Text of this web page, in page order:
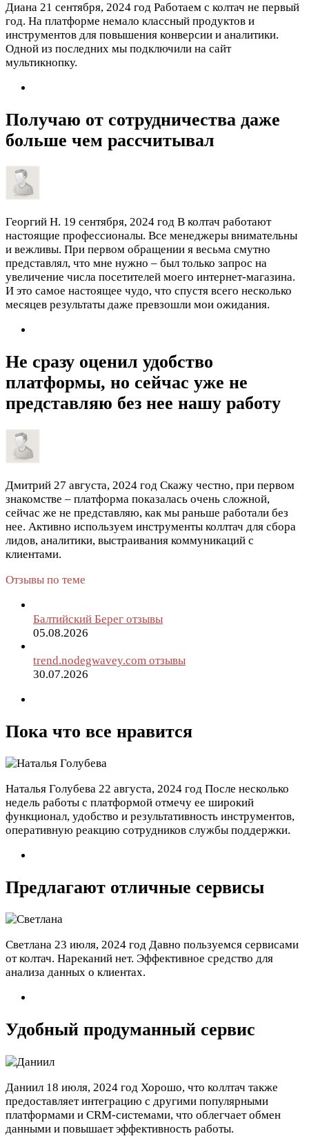
Диана 21 сентября, 2024 год Работаем с колтач не первый
год. На платформе немало классный продуктов и
инструментов для повышения конверсии и аналитики.
Одной из последних мы подключили на сайт
мультикнопку.
Получаю от сотрудничества даже
больше чем рассчитывал
Георгий Н. 19 сентября, 2024 год В колтач работают
настоящие профессионалы. Все менеджеры внимательны
и вежливы. При первом обращении я весьма смутно
представлял, что мне нужно – был только запрос на
увеличение числа посетителей моего интернет-магазина.
И это самое настоящее чудо, что спустя всего несколько
месяцев результаты даже превзошли мои ожидания.
Не сразу оценил удобство
платформы, но сейчас уже не
представляю без нее нашу работу
Дмитрий 27 августа, 2024 год Скажу честно, при первом
знакомстве – платформа показалась очень сложной,
сейчас же не представляю, как мы раньше работали без
нее. Активно используем инструменты коллтач для сбора
лидов, аналитики, выстраивания коммуникаций с
клиентами.
Отзывы по теме
Балтийский Берег отзывы
05.08.2026
trend.nodegwavey.com отзывы
30.07.2026
Пока что все нравится
Наталья Голубева 22 августа, 2024 год После несколько
недель работы с платформой отмечу ее широкий
функционал, удобство и результативность инструментов,
оперативную реакцию сотрудников службы поддержки.
Предлагают отличные сервисы
Светлана 23 июля, 2024 год Давно пользуемся сервисами
от колтач. Нареканий нет. Эффективное средство для
анализа данных о клиентах.
Удобный продуманный сервис
Даниил 18 июля, 2024 год Хорошо, что коллтач также
предоставляет интеграцию с другими популярными
платформами и CRM-системами, что облегчает обмен
данными и повышает эффективность работы.